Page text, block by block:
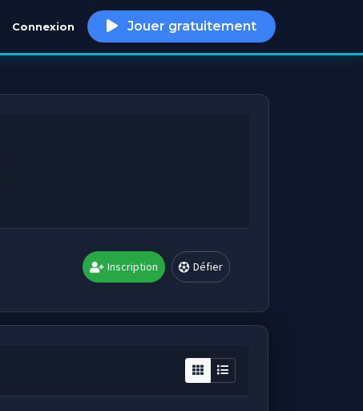
Connexion Jouer gratuitement
Inscription Défier